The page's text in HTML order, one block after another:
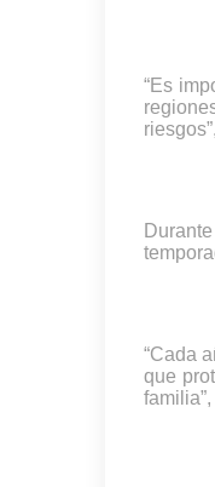
“Es
“Cada
que